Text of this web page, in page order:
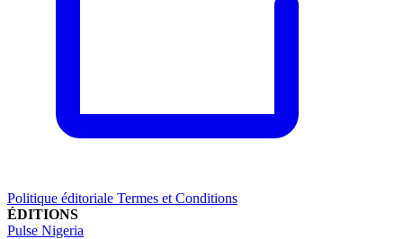
Politique éditoriale Termes et Conditions
ÉDITIONS
Pulse Nigeria